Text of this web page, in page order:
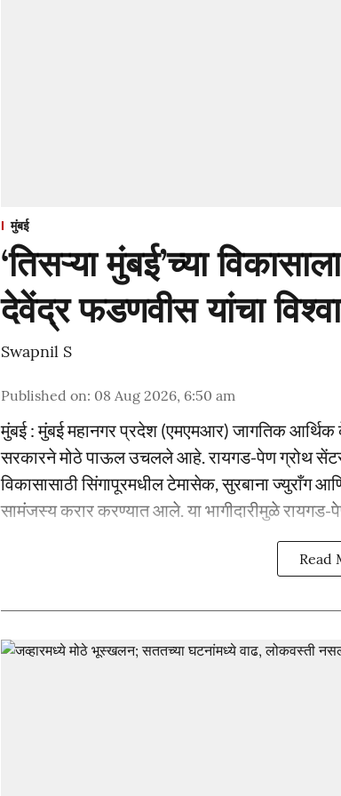
मुंबई
‘तिसऱ्या मुंबई’च्या
देवेंद्र फडणवीस यांचा
Swapnil S
Published on: 08 Aug 2026, 6:50 am
मुंबई : मुंबई महानगर प्रदेश (एमएमआर) जागतिक आर्थिक
सरकारने मोठे पाऊल उचलले आहे. रायगड-पेण ग्रोथ सेंटर
विकासासाठी सिंगापूरमधील टेमासेक, सुरबाना ज्युराँग
सामंजस्य करार करण्यात आले. या भागीदारीमुळे रायगड-
Read